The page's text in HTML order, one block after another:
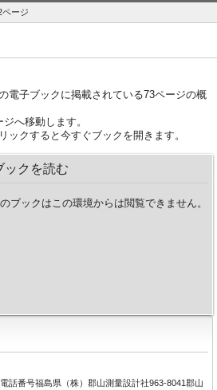
ページ
電子ブックに掲載されている73ページの概
へ移動します。
ックすると今すぐブックを開きます。
ックを読む
ブックはこの環境からは閲覧できません。
話番号福島県（株）郡山測量設計社963-8041郡山